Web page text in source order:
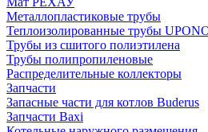
Металлопластиковые трубы
Теплоизолированные трубы
Трубы из сшитого полиэтилена
Трубы полипропиленовые
Распределительные коллекторы
Запчасти
Запасные части для котлов Buderus
Запчасти Baxi